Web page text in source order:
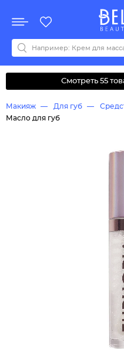
Все бренды
0-9ABCDEFGHIJKLMNOPQR
Смотреть 55
Макияж Для губ
Масло для губ